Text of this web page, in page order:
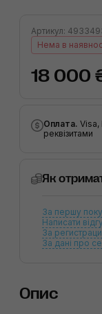
Артикул:
Нема в
18 000
Оплата. Visa,
реквізитами
Як
За першу
Написати
За
За дані про
Опис